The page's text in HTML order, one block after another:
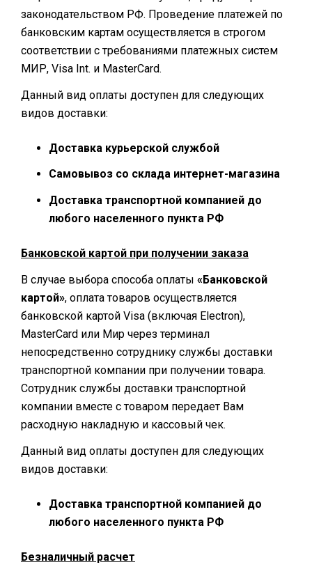
законодательством РФ. Проведение платежей по
банковским картам осуществляется в строгом
соответствии с требованиями платежных систем
МИР, Visa Int. и MasterCard.
Данный вид оплаты доступен для следующих
видов доставки:
Доставка курьерской службой
Самовывоз со склада интернет-магазина
Доставка транспортной компанией до
любого населенного пункта РФ
Банковской картой при получении заказа
В случае выбора способа оплаты «Банковской
картой», оплата товаров осуществляется
банковской картой Visa (включая Electron),
MasterCard или Мир через терминал
непосредственно сотруднику службы доставки
транспортной компании при получении товара.
Сотрудник службы доставки транспортной
компании вместе с товаром передает Вам
расходную накладную и кассовый чек.
Данный вид оплаты доступен для следующих
видов доставки:
Доставка транспортной компанией до
любого населенного пункта РФ
Безналичный расчет